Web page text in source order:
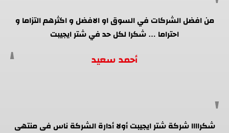
من افضل الشركات في السوق او الافضل و اكثرهم التزاما و
احتراما … شكرا لكل حد في شتر ايجيبت
أحمد سعيد
شكراااا شركة شتر ايجيبت أولا أدارة الشركة ناس فى منتهى